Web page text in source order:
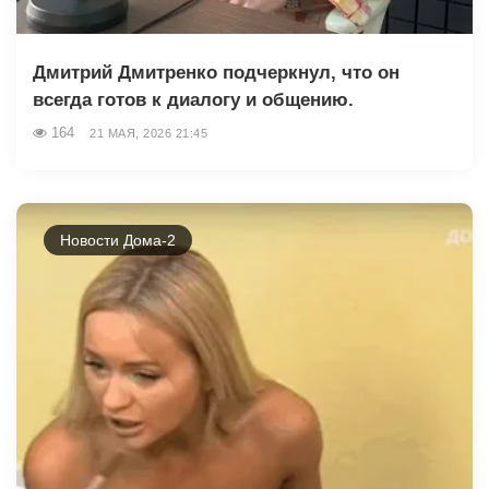
Дмитрий Дмитренко подчеркнул, что он
всегда готов к диалогу и общению.
164 21 МАЯ, 2026 21:45
Новости Дома-2